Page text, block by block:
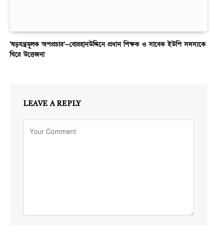
‘ষড়যন্ত্রমূলক অপপ্রচার’—বোরহানউদ্দিনে প্রধান শিক্ষক ও সাবেক ইউপি সদস্যকে
ঘিরে উত্তেজনা
LEAVE A REPLY